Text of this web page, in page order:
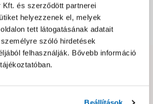
Kft. és szerződött partnerei
helyezzenek el, melyek
tett látogatásának adatait
szóló hirdetések
felhasználják. Bővebb információ
felelős személy
az oldalon vagy a termék leírásában?